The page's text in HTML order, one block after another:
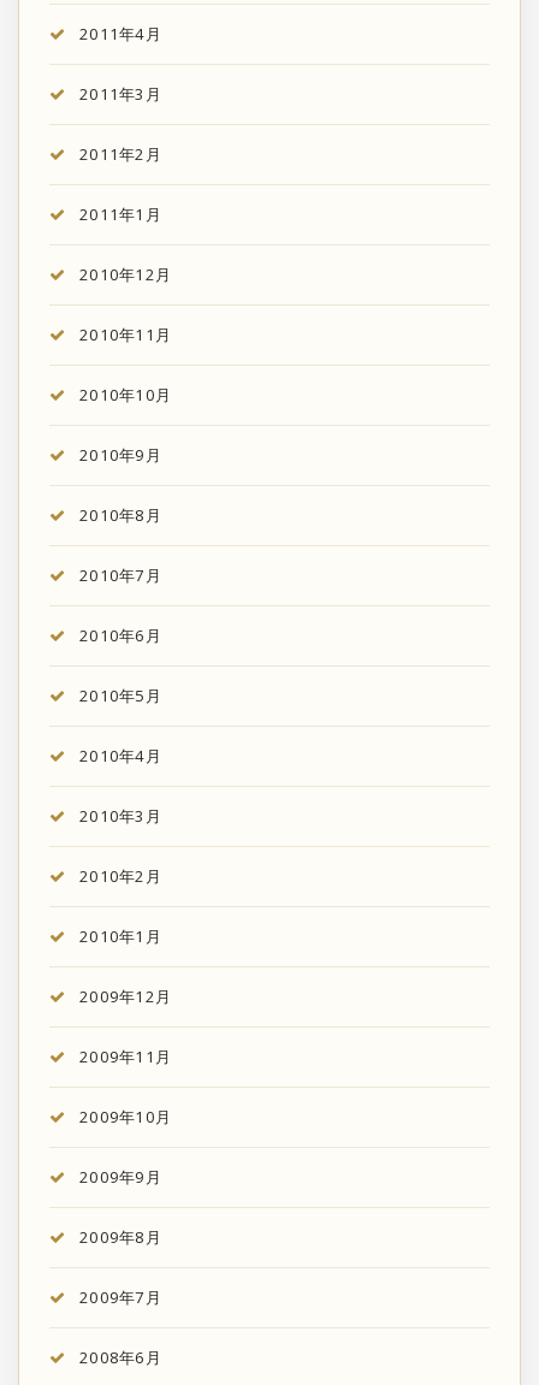
2011年4月
2011年3月
2011年2月
2011年1月
2010年12月
2010年11月
2010年10月
2010年9月
2010年8月
2010年7月
2010年6月
2010年5月
2010年4月
2010年3月
2010年2月
2010年1月
2009年12月
2009年11月
2009年10月
2009年9月
2009年8月
2009年7月
2008年6月